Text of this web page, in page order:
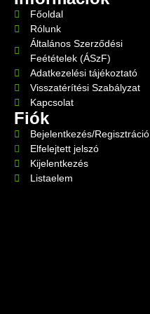
Főoldal
Rólunk
Általános Szerződési
Feétételek (ÁSzF)
Adatkezelési tájékoztató
Visszatérítési Szabályzat
Kapcsolat
Fiók
Bejelentkezés/Regisztráció
Elfelejtett jelszó
Kijelentkezés
Listaelem